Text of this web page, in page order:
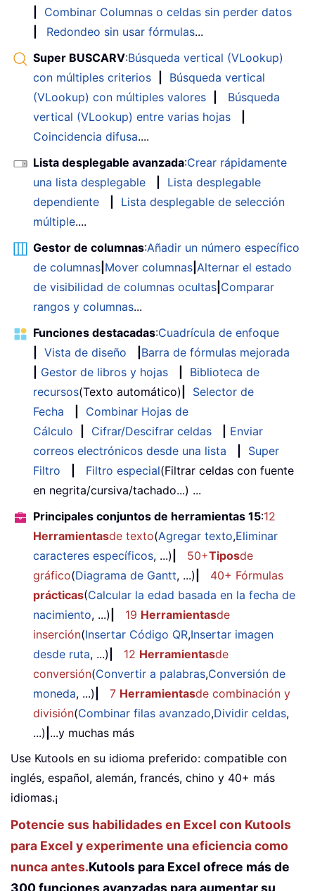
Combinar Columnas o celdas sin perder datos
Redondeo sin usar fórmulas...
Super BUSCARV:Búsqueda vertical (VLookup)
con múltiples criterios
Búsqueda vertical
(VLookup) con múltiples valores
Búsqueda
vertical (VLookup) entre varias hojas
Coincidencia difusa....
Lista desplegable avanzada:Crear rápidamente
una lista desplegable
Lista desplegable
dependiente
Lista desplegable de selección
múltiple....
Gestor de columnas:Añadir un número específico
de columnas Mover columnas Alternar el estado
de visibilidad de columnas ocultas Comparar
rangos y columnas...
Funciones destacadas:Cuadrícula de enfoque
Vista de diseño
Barra de fórmulas mejorada
Gestor de libros y hojas
Biblioteca de
recursos(Texto automático)
Selector de
Fecha
Combinar Hojas de
Cálculo
Cifrar/Descifrar celdas
Enviar
correos electrónicos desde una lista
Super
Filtro
Filtro especial(Filtrar celdas con fuente
en negrita/cursiva/tachado...) ...
Principales conjuntos de herramientas 15:12
Herramientasde texto(Agregar texto,Eliminar
caracteres específicos, ...) 50+Tiposde
gráfico(Diagrama de Gantt, ...)
40+ Fórmulas
prácticas(Calcular la edad basada en la fecha de
nacimiento, ...) 19 Herramientasde
inserción(Insertar Código QR,Insertar imagen
desde ruta, ...) 12 Herramientasde
conversión(Convertir a palabras,Conversión de
moneda, ...) 7 Herramientasde combinación y
división(Combinar filas avanzado,Dividir celdas,
...) ...y muchas más
Use Kutools en su idioma preferido: compatible con
inglés, español, alemán, francés, chino y 40+ más
idiomas.¡
Potencie sus habilidades en Excel con Kutools
para Excel y experimente una eficiencia como
nunca antes.Kutools para Excel ofrece más de
300 funciones avanzadas para aumentar su